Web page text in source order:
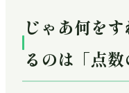
じゃあ何を
るのは「点数